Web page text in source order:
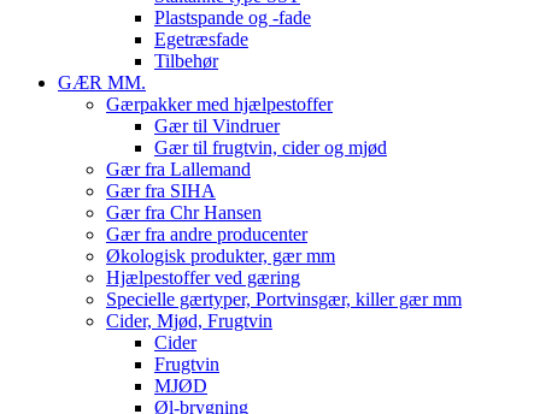
Plastspande og -fade
Egetræsfade
Tilbehør
GÆR MM.
Gærpakker med hjælpestoffer
Gær til Vindruer
Gær til frugtvin, cider og mjød
Gær fra Lallemand
Gær fra SIHA
Gær fra Chr Hansen
Gær fra andre producenter
Økologisk produkter, gær mm
Hjælpestoffer ved gæring
Specielle gærtyper, Portvinsgær, killer gær mm
Cider, Mjød, Frugtvin
Cider
Frugtvin
MJØD
Øl-brygning